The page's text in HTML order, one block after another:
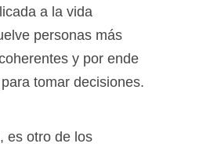
a la vida
personas más
y por ende
tomar decisiones.
, es otro de los